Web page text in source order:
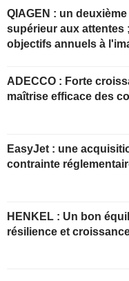
QIAGEN : un deuxième trimestre
supérieur aux attentes
objectifs annuels à
ADECCO : Forte croissance organique et
maîtrise efficace des
EasyJet : une
contrainte
HENKEL : Un bon équilibre entre
résilience et